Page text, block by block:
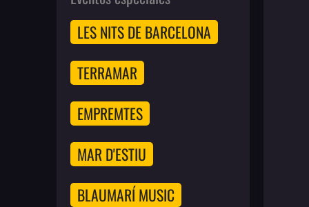
LES NITS DE BARCELONA
TERRAMAR
EMPREMTES
MAR D'ESTIU
BLAUMARÍ MUSIC